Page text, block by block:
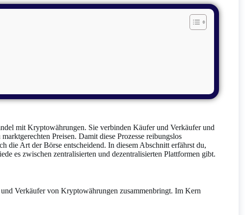
mit Kryptowährungen. Sie verbinden Käufer und Verkäufer und
Preisen. Damit diese Prozesse reibungslos
die Art der Börse entscheidend. In diesem Abschnitt erfährst du,
es zwischen zentralisierten und dezentralisierten Plattformen gibt.
Verkäufer von Kryptowährungen zusammenbringt. Im Kern